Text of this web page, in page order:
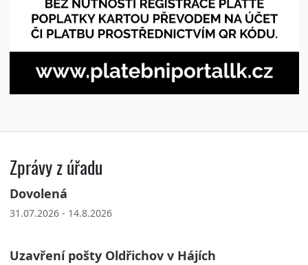
Zprávy z úřadu
Dovolená
31.07.2026 - 14.8.2026
Uzavření pošty Oldřichov v Hájích